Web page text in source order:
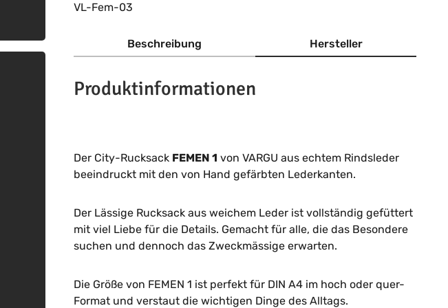
VL-Fem-03
Beschreibung Hersteller
Produktinformationen
Der City-Rucksack FEMEN 1 von VARGU aus echtem Rindsleder
beeindruckt mit den von Hand gefärbten Lederkanten.
Der Lässige Rucksack aus weichem Leder ist vollständig gefüttert
mit viel Liebe für die Details. Gemacht für alle, die das Besondere
suchen und dennoch das Zweckmässige erwarten.
Die Größe von FEMEN 1 ist perfekt für DIN A4 im hoch oder quer-
Format und verstaut die wichtigen Dinge des Alltags.